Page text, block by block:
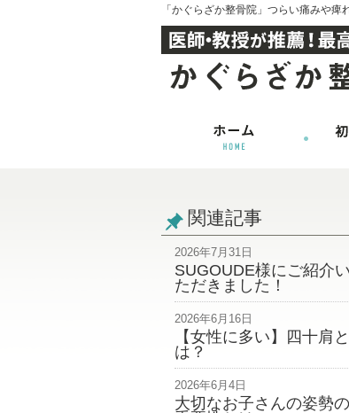
「かぐらざか整骨院」つらい痛みや痺
関連記事
2026年7月31日
SUGOUDE様にご紹介い
ただきました！
2026年6月16日
【女性に多い】四十肩と
は？
2026年6月4日
大切なお子さんの姿勢の